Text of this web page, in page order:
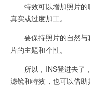
特效可以增加照片的
真实或过度加工。
要保持照片的自然与
片的主题和个性。
所以，INS登进去了，
滤镜和特效，也可以借助